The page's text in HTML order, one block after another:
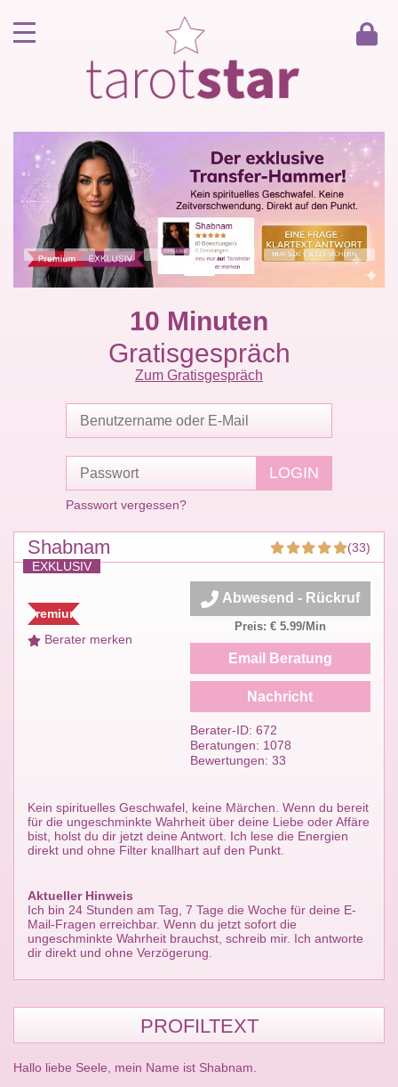
Kunde werden
Berater werden
Kartenlegen Gratisgespräch
Gästebuch
10 Minuten
Gratisgespräch
Zum Gratisgespräch
Passwort vergessen?
Shabnam
(33)
EXKLUSIV
Premium
Berater merken
Kein spirituelles Geschwafel, keine Märchen. Wenn du bereit
für die ungeschminkte Wahrheit über deine Liebe oder Affäre
bist, holst du dir jetzt deine Antwort. Ich lese die Energien
direkt und ohne Filter knallhart auf den Punkt.
Aktueller Hinweis
Ich bin 24 Stunden am Tag, 7 Tage die Woche für deine E-
Mail-Fragen erreichbar. Wenn du jetzt sofort die
ungeschminkte Wahrheit brauchst, schreib mir. Ich antworte
dir direkt und ohne Verzögerung.
Abwesend - Rückruf
Preis: € 5.99/Min
Email Beratung
Nachricht
Berater-ID: 672
Beratungen: 1078
Bewertungen: 33
PROFILTEXT
Hallo liebe Seele, mein Name ist Shabnam.